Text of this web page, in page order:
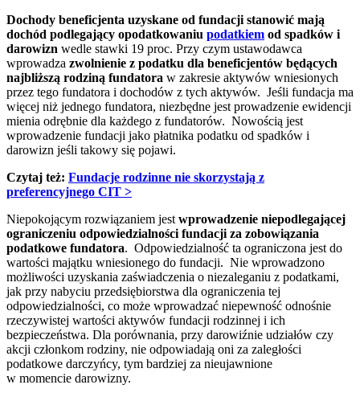
Dochody beneficjenta uzyskane od fundacji stanowić mają
dochód podlegający opodatkowaniu podatkiem od spadków i
darowizn wedle stawki 19 proc. Przy czym ustawodawca
wprowadza zwolnienie z podatku dla beneficjentów będących
najbliższą rodziną fundatora w zakresie aktywów wniesionych
przez tego fundatora i dochodów z tych aktywów. Jeśli fundacja ma
więcej niż jednego fundatora, niezbędne jest prowadzenie ewidencji
mienia odrębnie dla każdego z fundatorów. Nowością jest
wprowadzenie fundacji jako płatnika podatku od spadków i
darowizn jeśli takowy się pojawi.
Czytaj też: Fundacje rodzinne nie skorzystają z
preferencyjnego CIT >
Niepokojącym rozwiązaniem jest wprowadzenie niepodlegającej
ograniczeniu odpowiedzialności fundacji za zobowiązania
podatkowe fundatora. Odpowiedzialność ta ograniczona jest do
wartości majątku wniesionego do fundacji. Nie wprowadzono
możliwości uzyskania zaświadczenia o niezaleganiu z podatkami,
jak przy nabyciu przedsiębiorstwa dla ograniczenia tej
odpowiedzialności, co może wprowadzać niepewność odnośnie
rzeczywistej wartości aktywów fundacji rodzinnej i ich
bezpieczeństwa. Dla porównania, przy darowiźnie udziałów czy
akcji członkom rodziny, nie odpowiadają oni za zaległości
podatkowe darczyńcy, tym bardziej za nieujawnione
w momencie darowizny.